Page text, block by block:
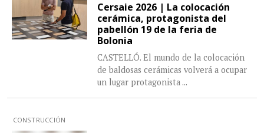
Cersaie 2026 | La colocación
cerámica, protagonista del
pabellón 19 de la feria de
Bolonia
CASTELLÓ. El mundo de la colocación
de baldosas cerámicas volverá a ocupar
un lugar protagonista ...
CONSTRUCCIÓN